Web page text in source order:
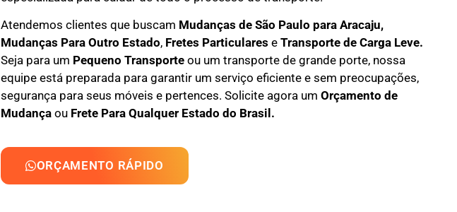
Atendemos clientes que buscam Mudanças de São Paulo para Aracaju,
Mudanças Para Outro Estado,Fretes Particulares e Transportede Carga Leve.
Seja para um Pequeno Transporteou um transporte de grande porte, nossa
equipe está preparada para garantir um serviço eficiente e sem preocupações,
segurança para seus móveis e pertences. Solicite agora um Orçamento de
Mudançaou Frete Para Qualquer Estado do Brasil.
ORÇAMENTO RÁPIDO